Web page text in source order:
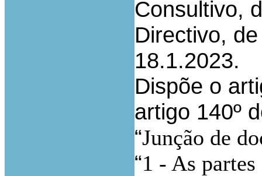
Consultivo,
Directivo,
18.1.2023.
Dispõe o
artigo 140º
“Junção de
“1 - As